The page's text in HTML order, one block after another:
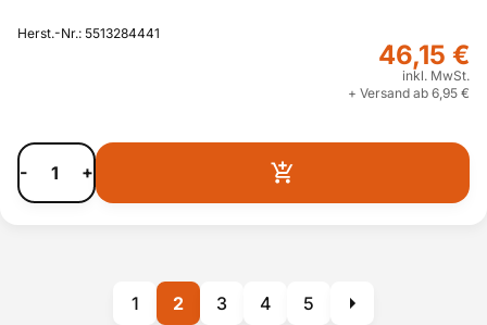
Herst.-Nr.: 5513284441
46,15 €
inkl. MwSt.
+ Versand ab 6,95 €
- +
1 2 3 4 5